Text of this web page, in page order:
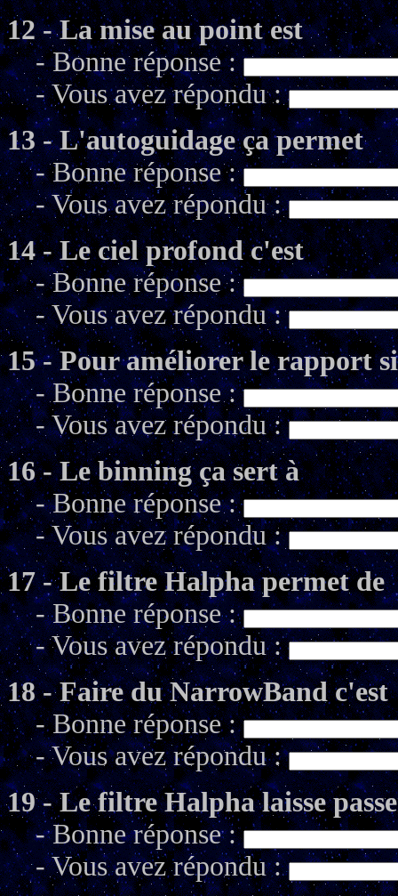
12 - La mise au point est
- Bonne réponse :
- Vous avez répondu :
13 - L'autoguidage ça permet
- Bonne réponse :
- Vous avez répondu :
14 - Le ciel profond c'est
- Bonne réponse :
- Vous avez répondu :
15 - Pour améliorer le rapport
- Bonne réponse :
- Vous avez répondu :
16 - Le binning ça sert à
- Bonne réponse :
- Vous avez répondu :
17 - Le filtre Halpha permet de
- Bonne réponse :
- Vous avez répondu :
18 - Faire du NarrowBand c'est
- Bonne réponse :
- Vous avez répondu :
19 - Le filtre Halpha laisse
- Bonne réponse :
- Vous avez répondu :